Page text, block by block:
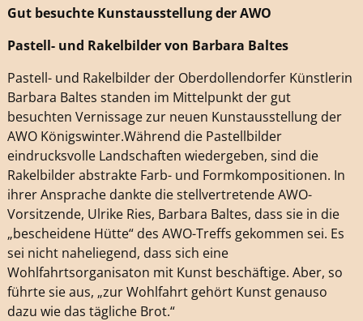
Gut besuchte Kunstausstellung der AWO
Pastell- und Rakelbilder von Barbara Baltes
Pastell- und Rakelbilder der Oberdollendorfer Künstlerin
Barbara Baltes standen im Mittelpunkt der gut
besuchten Vernissage zur neuen Kunstausstellung der
AWO Königswinter.Während die Pastellbilder
eindrucksvolle Landschaften wiedergeben, sind die
Rakelbilder abstrakte Farb- und Formkompositionen. In
ihrer Ansprache dankte die stellvertretende AWO-
Vorsitzende, Ulrike Ries, Barbara Baltes, dass sie in die
„bescheidene Hütte“ des AWO-Treffs gekommen sei. Es
sei nicht naheliegend, dass sich eine
Wohlfahrtsorganisaton mit Kunst beschäftige. Aber, so
führte sie aus, „zur Wohlfahrt gehört Kunst genauso
dazu wie das tägliche Brot.“